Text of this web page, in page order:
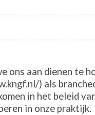
ons aan dienen te
) als
in het beleid
in onze praktijk.